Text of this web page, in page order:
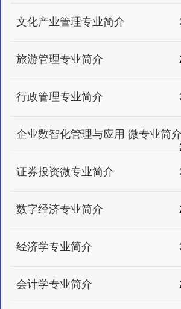
文化产业管理专业简介
旅游管理专业简介
行政管理专业简介
企业数智化管理与应用 微专业简介
证券投资微专业简介
数字经济专业简介
经济学专业简介
会计学专业简介